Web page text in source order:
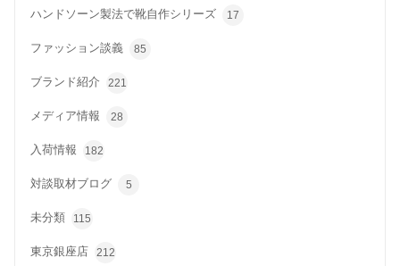
ハンドソーン製法で靴自作シリーズ 17
ファッション談義 85
ブランド紹介 221
メディア情報 28
入荷情報 182
対談取材ブログ 5
未分類 115
東京銀座店 212